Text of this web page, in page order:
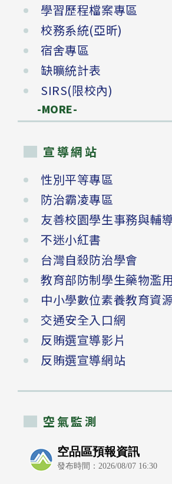
學習歷程檔案專區
校務系統(亞昕)
宿舍專區
缺曠統計表
SIRS(限校內)
-MORE-
宣導網站
性別平等專區
防治霸凌專區
友善校園學生事務與輔
不迷小紅書
台灣自殺防治學會
教育部防制學生藥物濫
中小學數位素養教育資
交通安全入口網
反賄選宣導影片
反賄選宣導網站
空氣監測